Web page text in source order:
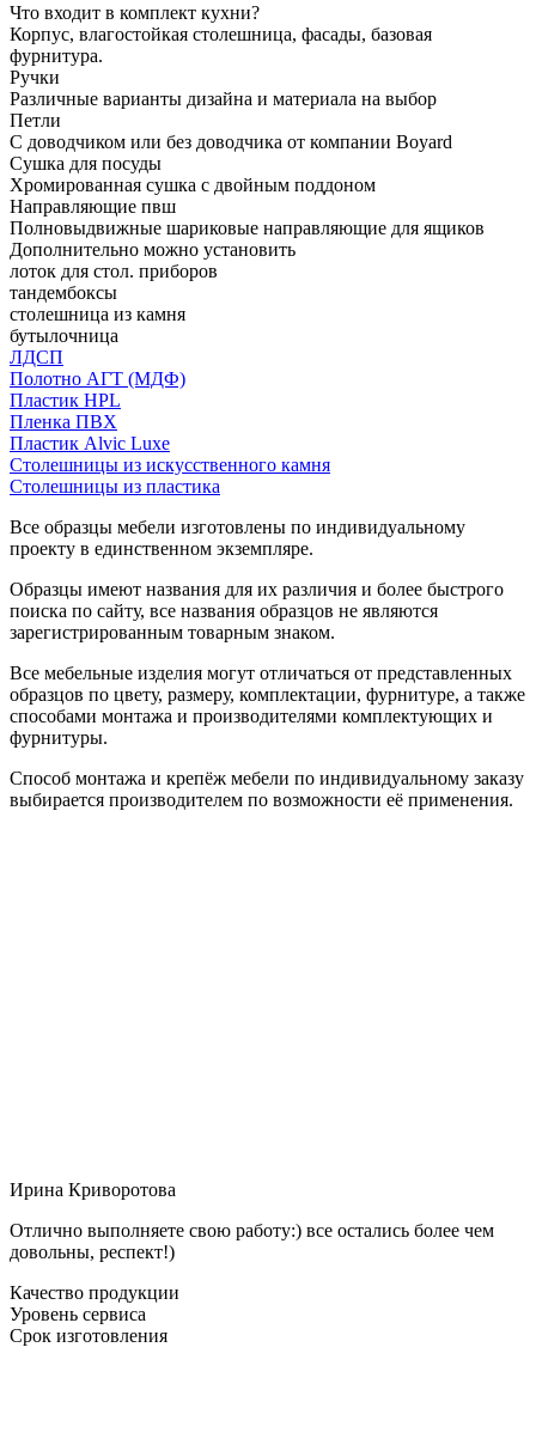
Что входит в комплект кухни?
Корпус, влагостойкая столешница, фасады, базовая
фурнитура.
Ручки
Различные варианты дизайна и материала на выбор
Петли
С доводчиком или без доводчика от компании Boyard
Сушка для посуды
Хромированная сушка с двойным поддоном
Направляющие пвш
Полновыдвижные шариковые направляющие для ящиков
Дополнительно можно установить
лоток для стол. приборов
тандембоксы
столешница из камня
бутылочница
ЛДСП
Полотно АГТ (МДФ)
Пластик HPL
Пленка ПВХ
Пластик Alvic Luxe
Столешницы из искусственного камня
Столешницы из пластика
Все образцы мебели изготовлены по индивидуальному
проекту в единственном экземпляре.
Образцы имеют названия для их различия и более быстрого
поиска по сайту, все названия образцов не являются
зарегистрированным товарным знаком.
Все мебельные изделия могут отличаться от представленных
образцов по цвету, размеру, комплектации, фурнитуре, а также
способами монтажа и производителями комплектующих и
фурнитуры.
Способ монтажа и крепёж мебели по индивидуальному заказу
выбирается производителем по возможности её применения.
Ирина Криворотова
Отлично выполняете свою работу:) все остались более чем
довольны, респект!)
Качество продукции
Уровень сервиса
Срок изготовления